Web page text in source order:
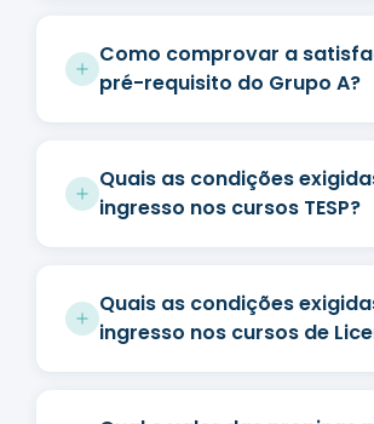
Como comprovar a
pré-requisito do Grupo A?
Quais as condições
ingresso nos cursos TESP?
Quais as condições
ingresso nos cursos de